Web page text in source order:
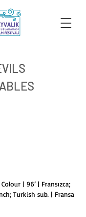
| 96’ | Fransızca;
Turkish sub. | Fransa